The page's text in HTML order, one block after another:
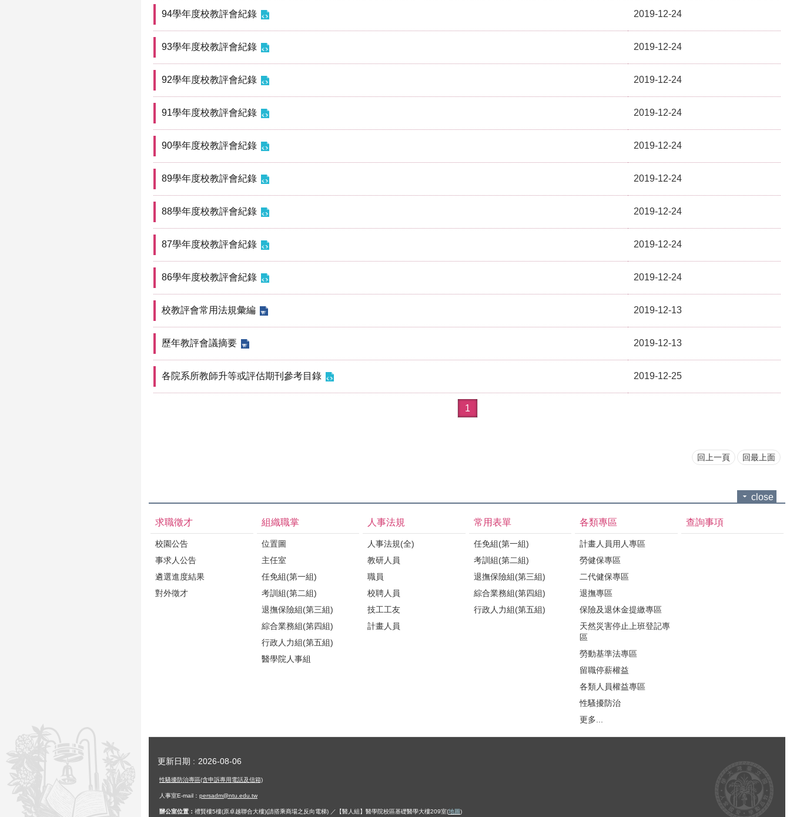
94學年度校教評會紀錄 2019-12-24
93學年度校教評會紀錄 2019-12-24
92學年度校教評會紀錄 2019-12-24
91學年度校教評會紀錄 2019-12-24
90學年度校教評會紀錄 2019-12-24
89學年度校教評會紀錄 2019-12-24
88學年度校教評會紀錄 2019-12-24
87學年度校教評會紀錄 2019-12-24
86學年度校教評會紀錄 2019-12-24
校教評會常用法規彙編 2019-12-13
歷年教評會議摘要 2019-12-13
各院系所教師升等或評估期刊參考目錄 2019-12-25
1
回上一頁 回最上面
close
求職徵才
校園公告
事求人公告
遴選進度結果
對外徵才
組織職掌
位置圖
主任室
任免組(第一組)
考訓組(第二組)
退撫保險組(第三組)
綜合業務組(第四組)
行政人力組(第五組)
醫學院人事組
人事法規
人事法規(全)
教研人員
職員
校聘人員
技工工友
計畫人員
常用表單
任免組(第一組)
考訓組(第二組)
退撫保險組(第三組)
綜合業務組(第四組)
行政人力組(第五組)
各類專區
計畫人員用人專區
勞健保專區
二代健保專區
退撫專區
保險及退休金提繳專區
天然災害停止上班登記專
區
勞動基準法專區
留職停薪權益
各類人員權益專區
性騷擾防治
更多...
查詢事項
更新日期 2026-08-06
性騷擾防治專區(含申訴專用電話及信箱)
人事室E-mail： persadm@ntu.edu.tw
辦公室位置： 禮賢樓5樓(原卓越聯合大樓)(請搭乘商場之反向電梯) ／【醫人組】醫學院校區基礎醫學大樓209室(地圖)